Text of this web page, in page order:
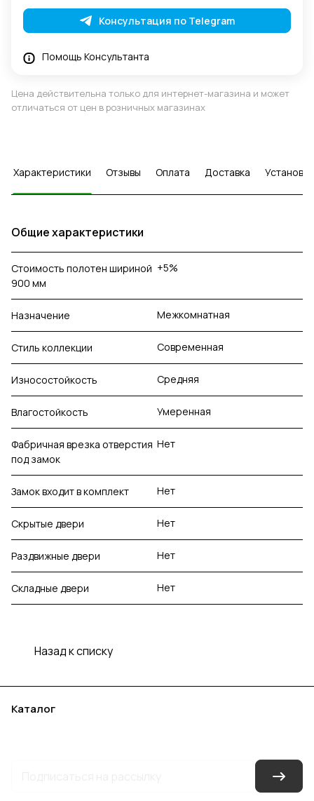
Консультация по Telegram
Помощь Консультанта
Цена действительна только для интернет-магазина и может
отличаться от цен в розничных магазинах
Характеристики Отзывы Оплата Доставка Установка
Общие характеристики
Стоимость полотен шириной
900 мм
+5%
Назначение Межкомнатная
Стиль коллекции Современная
Износостойкость Средняя
Влагостойкость Умеренная
Фабричная врезка отверстия
под замок
Нет
Замок входит в комплект Нет
Скрытые двери Нет
Раздвижные двери Нет
Складные двери Нет
Назад к списку
Каталог